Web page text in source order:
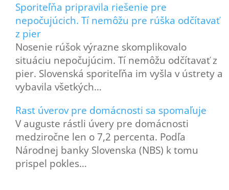
Sporiteľňa pripravila riešenie pre
nepočujúcich. Tí nemôžu pre rúška odčítavať
z pier
Nosenie rúšok výrazne skomplikovalo
situáciu nepočujúcim. Tí nemôžu odčítavať z
pier. Slovenská sporiteľňa im vyšla v ústrety a
vybavila všetkých…
Rast úverov pre domácnosti sa spomaľuje
V auguste rástli úvery pre domácnosti
medziročne len o 7,2 percenta. Podľa
Národnej banky Slovenska (NBS) k tomu
prispel pokles…